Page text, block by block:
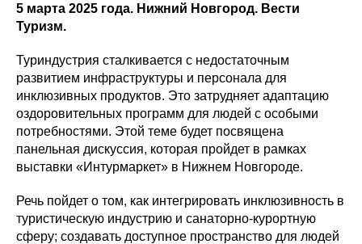
5 марта 2025 года. Нижний Новгород. Вести
Туризм.
Туриндустрия сталкивается с недостаточным
развитием инфраструктуры и персонала для
инклюзивных продуктов. Это затрудняет адаптацию
оздоровительных программ для людей с особыми
потребностями. Этой теме будет посвящена
панельная дискуссия, которая пройдет в рамках
выставки «Интурмаркет» в Нижнем Новгороде.
Речь пойдет о том, как интегрировать инклюзивность в
туристическую индустрию и санаторно-курортную
сферу; создавать доступное пространство для людей